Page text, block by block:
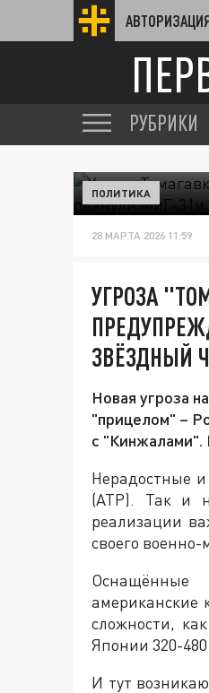
РУБРИКИ
ПОЛИТИКА
28 МАРТА 2026 11:59
УГРОЗА
ЗВЁЗДНЫЙ
Новая угроза
"прицелом" –
с "Кинжалами".
Нерадостные
(АТР). Так и
реализации
своего военно-
Оснащённые
американские
сложности, как
Японии 320-
И тут